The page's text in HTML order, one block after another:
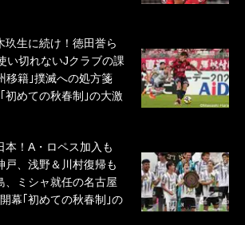
玖生に続け！徳田誉ら
い切れないJクラブの課
移籍｣撲滅への処方箋
初めての秋春制｣の大激
本！A・ロペス加入も
戸、浅野＆川村復帰も
、ミシャ就任の名古屋
幕｢初めての秋春制｣の